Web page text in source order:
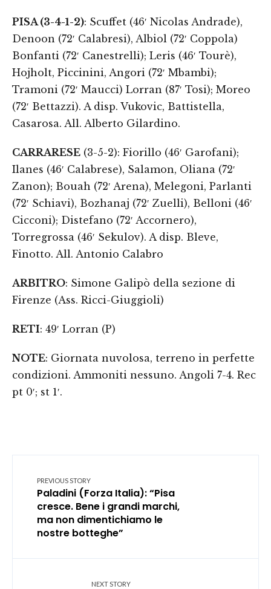
PISA (3-4-1-2): Scuffet (46′ Nicolas Andrade),
Denoon (72′ Calabresi), Albiol (72′ Coppola)
Bonfanti (72′ Canestrelli); Leris (46′ Tourè),
Hojholt, Piccinini, Angori (72′ Mbambi);
Tramoni (72′ Maucci) Lorran (87′ Tosi); Moreo
(72′ Bettazzi). A disp. Vukovic, Battistella,
Casarosa. All. Alberto Gilardino.
CARRARESE (3-5-2): Fiorillo (46′ Garofani);
Ilanes (46′ Calabrese), Salamon, Oliana (72′
Zanon); Bouah (72′ Arena), Melegoni, Parlanti
(72′ Schiavi), Bozhanaj (72′ Zuelli), Belloni (46′
Cicconi); Distefano (72′ Accornero),
Torregrossa (46′ Sekulov). A disp. Bleve,
Finotto. All. Antonio Calabro
ARBITRO: Simone Galipò della sezione di
Firenze (Ass. Ricci-Giuggioli)
RETI: 49′ Lorran (P)
NOTE: Giornata nuvolosa, terreno in perfette
condizioni. Ammoniti nessuno. Angoli 7-4. Rec
pt 0′; st 1′.
PREVIOUS STORY
Paladini (Forza Italia): “Pisa
cresce. Bene i grandi marchi,
ma non dimentichiamo le
nostre botteghe”
NEXT STORY